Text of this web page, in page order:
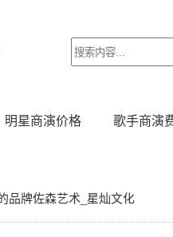
明星商演价格 歌手商演
品牌佐森艺术_星灿文化